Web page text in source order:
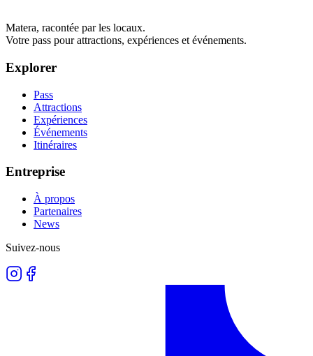
Matera, racontée par les locaux.
Votre pass pour attractions, expériences et événements.
Explorer
Pass
Attractions
Expériences
Événements
Itinéraires
Entreprise
À propos
Partenaires
News
Suivez-nous